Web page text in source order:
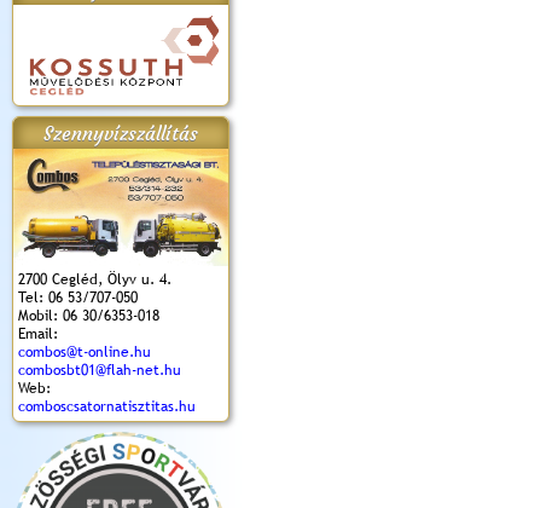
Szennyvízszállítás
2700 Cegléd, Ölyv u. 4.
Tel: 06 53/707-050
Mobil: 06 30/6353-018
Email:
combos@t-online.hu
combosbt01@flah-net.hu
Web:
comboscsatornatisztitas.hu
2018.
Kossuth Toborzó
Ünnepély
Szent István Ünnepe
(2017. 08. 20.)